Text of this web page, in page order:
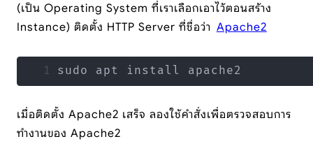
(เป็น Operating System ที่เราเลือกเอาไว้ตอนสร้าง
Instance) ติดตั้ง HTTP Server ที่ชื่อว่า Apache2
sudo apt install apache2
เมื่อติดตั้ง Apache2 เสร็จ ลองใช้คำสั่งเพื่อตรวจสอบการ
ทำงานของ Apache2